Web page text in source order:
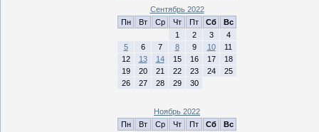
Сентябрь 2022
Пн
Вт Ср Чт Пт Сб
Вс
1
2 3
4
5
6 7 8 9 10
11
12
13 14 15 16 17
18
19
20 21 22 23 24
25
26
27 28 29 30
Ноябрь 2022
Пн
Вт Ср Чт Пт Сб
Вс